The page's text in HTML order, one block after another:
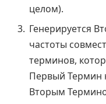
целом).
Генерируется
частоты
терминов,
Первый Термин
Вторым